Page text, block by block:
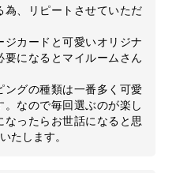
、リピートさせていただ
カードと可愛いオリジナ
になるとマイルームさん
グの種類は一番多く可愛
なので毎回選ぶのが楽し
ったらお世話になると思
たします。